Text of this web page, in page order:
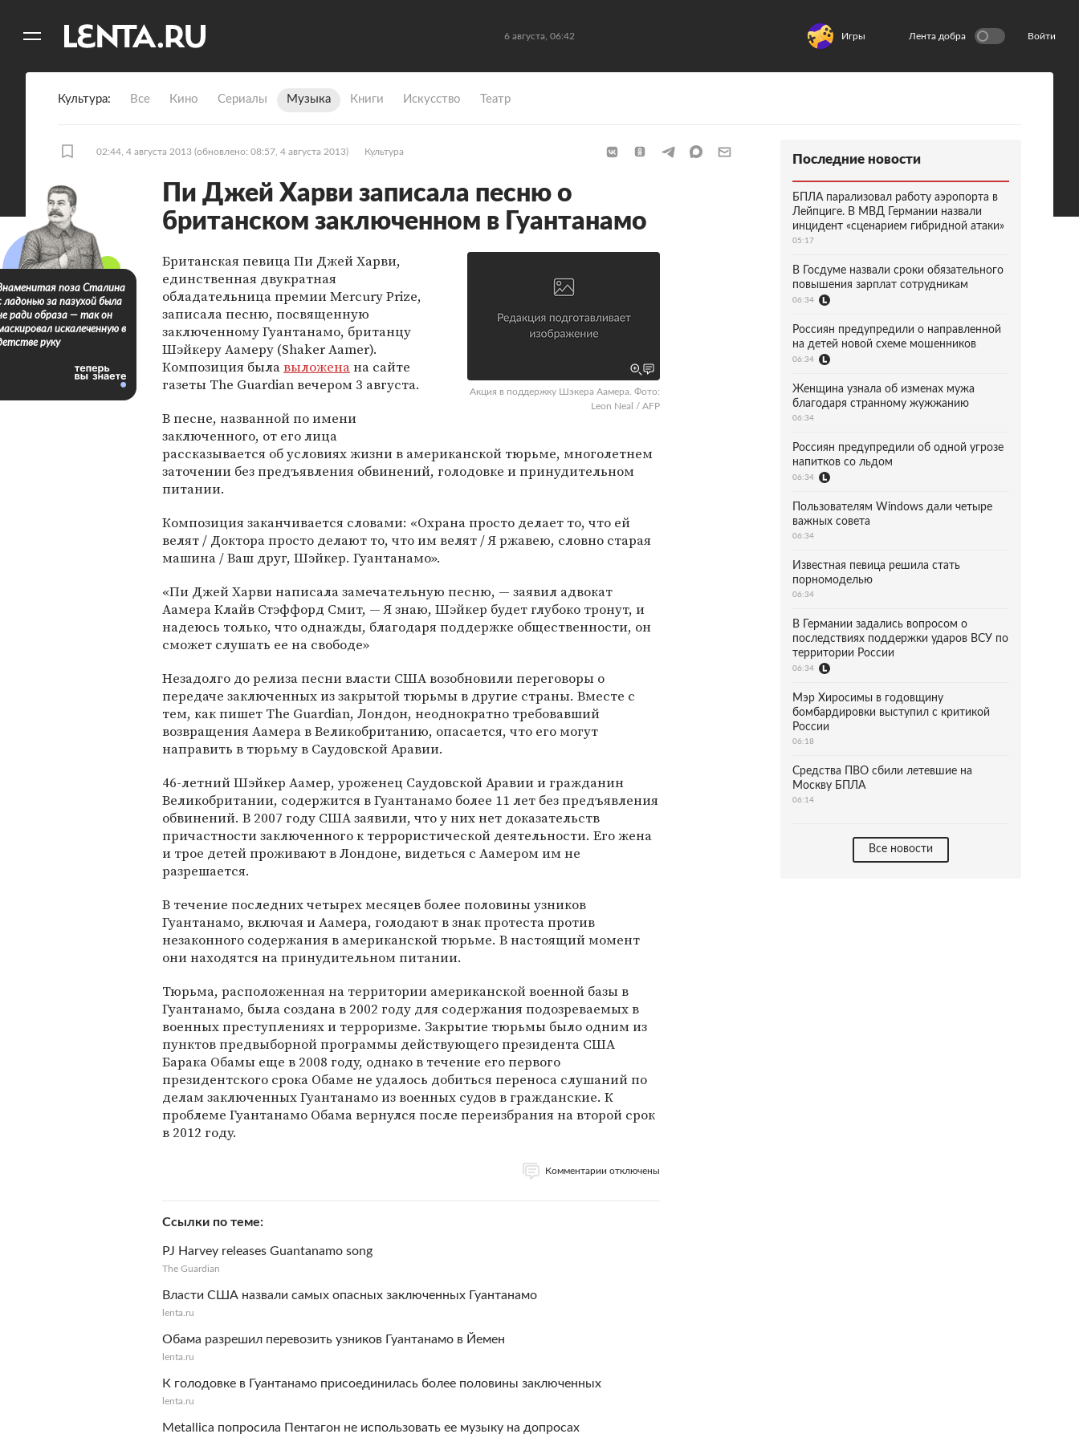
6 августа, 06:42 Игры Лента добра Войти
Культура Все Кино Сериалы Музыка Книги Искусство Театр
02:44, 4 августа 2013 (обновлено: 08:57, 4 августа 2013) Культура
Пи Джей Харви записала песню о
британском заключенном в Гуантанамо
Акция в поддержку Шэкера Аамера. Фото:
Leon Neal / AFP
Британская певица Пи Джей Харви,
единственная двукратная
обладательница премии Mercury Prize,
записала песню, посвященную
заключенному Гуантанамо, британцу
Шэйкеру Аамеру (Shaker Aamer).
Композиция былавыложенана сайте
газеты The Guardian вечером 3 августа.
В песне, названной по имени
заключенного, от его лица
рассказывается об условиях жизни в американской тюрьме, многолетнем
заточении без предъявления обвинений, голодовке и принудительном
питании.
Композиция заканчивается словами: «Охрана просто делает то, что ей
велят / Доктора просто делают то, что им велят / Я ржавею, словно старая
машина / Ваш друг, Шэйкер. Гуантанамо».
«Пи Джей Харви написала замечательную песню, — заявил адвокат
Аамера Клайв Стэффорд Смит, — Я знаю, Шэйкер будет глубоко тронут, и
надеюсь только, что однажды, благодаря поддержке общественности, он
сможет слушать ее на свободе»
Незадолго до релиза песни власти США возобновили переговоры о
передаче заключенных из закрытой тюрьмы в другие страны. Вместе с
тем, как пишет The Guardian, Лондон, неоднократно требовавший
возвращения Аамера в Великобританию, опасается, что его могут
направить в тюрьму в Саудовской Аравии.
46-летний Шэйкер Аамер, уроженец Саудовской Аравии и гражданин
Великобритании, содержится в Гуантанамо более 11 лет без предъявления
обвинений. В 2007 году США заявили, что у них нет доказательств
причастности заключенного к террористической деятельности. Его жена
и трое детей проживают в Лондоне, видеться с Аамером им не
разрешается.
В течение последних четырех месяцев более половины узников
Гуантанамо, включая и Аамера, голодают в знак протеста против
незаконного содержания в американской тюрьме. В настоящий момент
они находятся на принудительном питании.
Тюрьма, расположенная на территории американской военной базы в
Гуантанамо, была создана в 2002 году для содержания подозреваемых в
военных преступлениях и терроризме. Закрытие тюрьмы было одним из
пунктов предвыборной программы действующего президента США
Барака Обамы еще в 2008 году, однако в течение его первого
президентского срока Обаме не удалось добиться переноса слушаний по
делам заключенных Гуантанамо из военных судов в гражданские. К
проблеме Гуантанамо Обама вернулся после переизбрания на второй срок
в 2012 году.
Комментарии отключены
Ссылки по теме
PJ Harvey releases Guantanamo song
The Guardian
Власти США назвали самых опасных заключенных Гуантанамо
lenta.ru
Обама разрешил перевозить узников Гуантанамо в Йемен
lenta.ru
К голодовке в Гуантанамо присоединилась более половины заключенных
lenta.ru
Metallica попросила Пентагон не использовать ее музыку на допросах
поза Сталина
ладонью за пазухой была
ради образа — так он
искалеченную в
руку
Последние новости
БПЛА парализовал работу аэропорта в
Лейпциге. В МВД Германии назвали
инцидент «сценарием гибридной атаки»
05:17
В Госдуме назвали сроки обязательного
повышения зарплат сотрудникам
06:34
Россиян предупредили о направленной
на детей новой схеме мошенников
06:34
Женщина узнала об изменах мужа
благодаря странному жужжанию
06:34
Россиян предупредили об одной угрозе
напитков со льдом
06:34
Пользователям Windows дали четыре
важных совета
06:34
Известная певица решила стать
порномоделью
06:34
В Германии задались вопросом о
последствиях поддержки ударов ВСУ по
территории России
06:34
Мэр Хиросимы в годовщину
бомбардировки выступил с критикой
России
06:18
Средства ПВО сбили летевшие на
Москву БПЛА
06:14
Все новости